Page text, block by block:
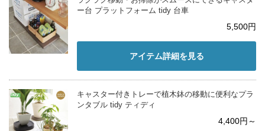
ー台 プラットフォーム tidy 台車
5,500円
アイテム詳細を見る
キャスター付きトレーで植木鉢の移動に便利なプラ
ンタブル tidy ティディ
4,400円～